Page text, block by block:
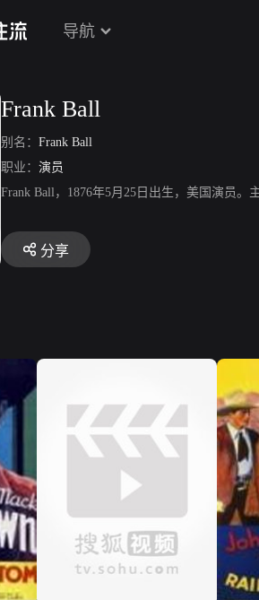
导航
Frank Ball
别名： Frank Ball
职业： 演员
Frank Ball，1876年5月25日出生，美国演员
分享